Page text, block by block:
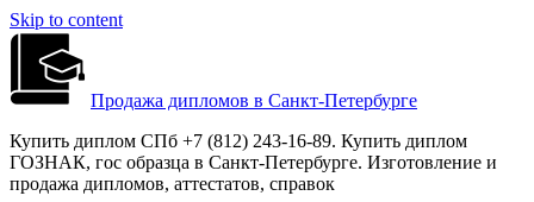
Skip to content
Продажа дипломов в Санкт-Петербурге
Купить диплом СПб +7 (812) 243-16-89. Купить диплом
ГОЗНАК, гос образца в Санкт-Петербурге. Изготовление и
продажа дипломов, аттестатов, справок